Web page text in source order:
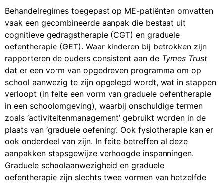
Behandelregimes toegepast op ME-patiënten omvatten
vaak een gecombineerde aanpak die bestaat uit
cognitieve gedragstherapie (CGT) en graduele
oefentherapie (GET). Waar kinderen bij betrokken zijn
rapporteren de ouders consistent aan de Tymes Trust
dat er een vorm van opgedreven programma om op
school aanwezig te zijn opgelegd wordt, wat in stappen
verloopt (in feite een vorm van graduele oefentherapie
in een schoolomgeving), waarbij onschuldige termen
zoals ‘activiteitenmanagement’ gebruikt worden in de
plaats van ‘graduele oefening’. Ook fysiotherapie kan er
ook onderdeel van zijn. In feite betreffen al deze
aanpakken stapsgewijze verhoogde inspanningen.
Graduele schoolaanwezigheid en graduele
oefentherapie zijn slechts twee vormen van hetzelfde